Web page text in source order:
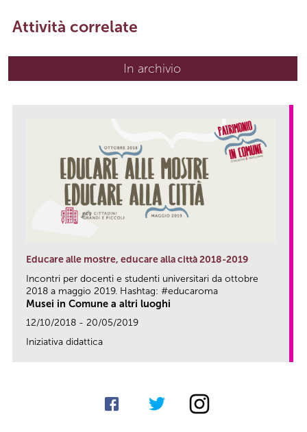
Attività correlate
In archivio
Educare alle mostre, educare alla città 2018-2019
Incontri per docenti e studenti universitari da ottobre
2018 a maggio 2019. Hashtag: #educaroma
Musei in Comune a altri luoghi
12/10/2018 - 20/05/2019
Iniziativa didattica